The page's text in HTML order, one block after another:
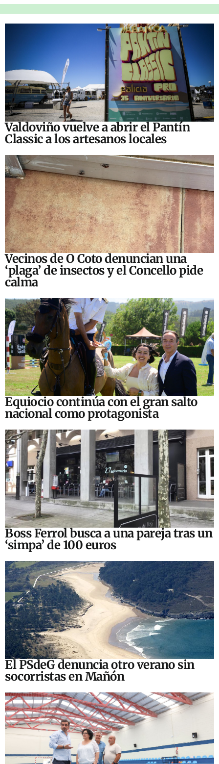
Valdoviño vuelve a abrir el Pantín
Classic a los artesanos locales
Vecinos de O Coto denuncian una
‘plaga’ de insectos y el Concello pide
calma
Equiocio continúa con el gran salto
nacional como protagonista
Boss Ferrol busca a una pareja tras un
‘simpa’ de 100 euros
El PSdeG denuncia otro verano sin
socorristas en Mañón